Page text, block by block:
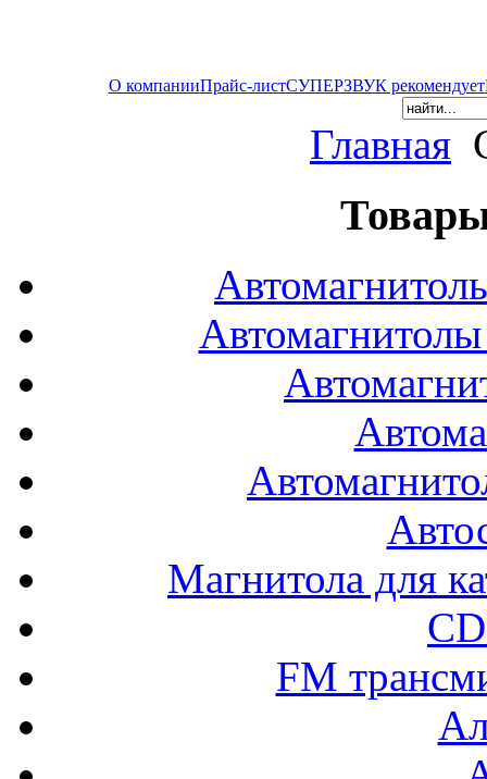
О компанииПрайс-листСУПЕРЗВУК рекомендует
Главная
Магнитола для
FM